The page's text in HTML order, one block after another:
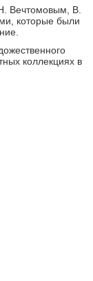
Вечтомовым, В.
которые были
коллекциях в